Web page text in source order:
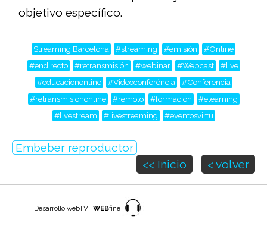
objetivo específico.
Streaming Barcelona #streaming #emisión
#Online
#endirecto
#retransmisión #webinar #Webcast
#live
#educaciononline
#Videoconferéncia
#Conferencia
#retransmisiononline
#remoto #formación
#elearning
#livestream
#livestreaming #eventosvirtu
Embeber reproductor
<< Inicio
< volver
Desarrollo webTV: WEBfine